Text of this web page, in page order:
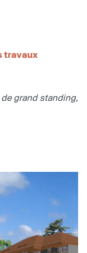
travaux
grand standing,